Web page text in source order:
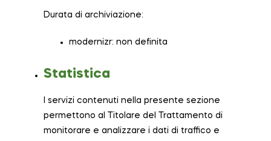
Durata di archiviazione:
modernizr: non definita
Statistica
I servizi contenuti nella presente sezione
permettono al Titolare del Trattamento di
monitorare e analizzare i dati di traffico e